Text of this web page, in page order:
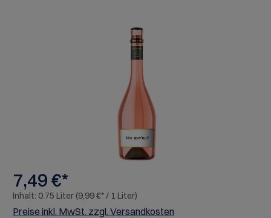
7,49 €*
Inhalt: 0.75 Liter (9,99 €* / 1 Liter)
Preise inkl. MwSt. zzgl. Versandkosten